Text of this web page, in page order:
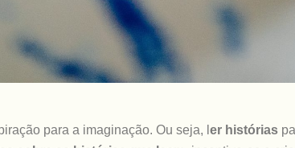
para a imaginação. Ou seja, l er histórias